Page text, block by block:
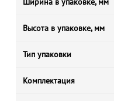
Высота в упаковке, мм
Тип упаковки
Комплектация